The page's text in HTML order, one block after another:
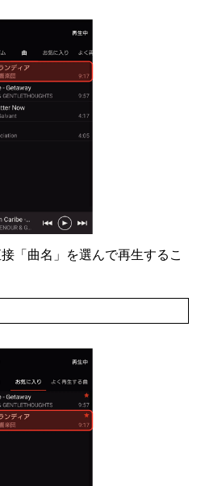
「曲名」を選んで再生するこ